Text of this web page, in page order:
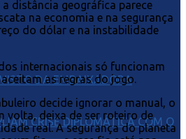
distância geográfica parece
na economia e na segurança
do dólar e na instabilidade
internacionais só funcionam
as regras do jogo.
decide ignorar o manual, o
volta, deixa de ser roteiro de
real. A segurança do planeta